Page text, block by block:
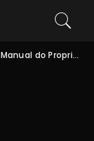
Manual do Proprietário Honda CB600F Hornet PDF: óleo, fusíveis e especificações